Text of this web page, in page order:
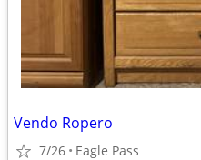
Vendo Ropero
7/26 Eagle Pass